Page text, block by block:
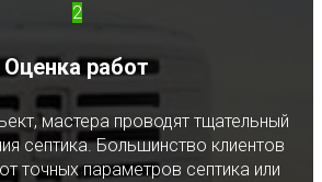
2
Оценка работ
мастера проводят тщательный
септика. Большинство клиентов
точных параметров септика или